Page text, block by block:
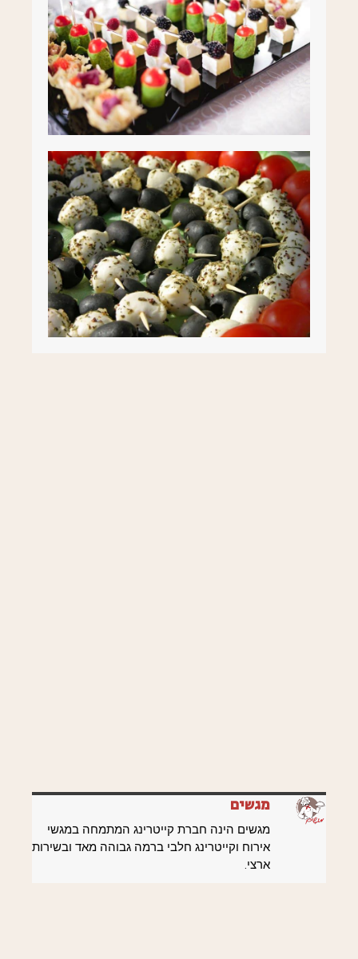
מגשים
מגשים הינה חברת קייטרינג המתמחה במגשי
אירוח וקייטרינג חלבי ברמה גבוהה מאד ובשירות
ארצי.